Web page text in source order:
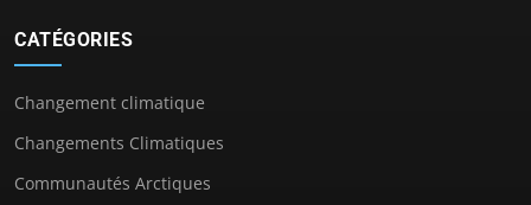
CATÉGORIES
Changement climatique
Changements Climatiques
Communautés Arctiques